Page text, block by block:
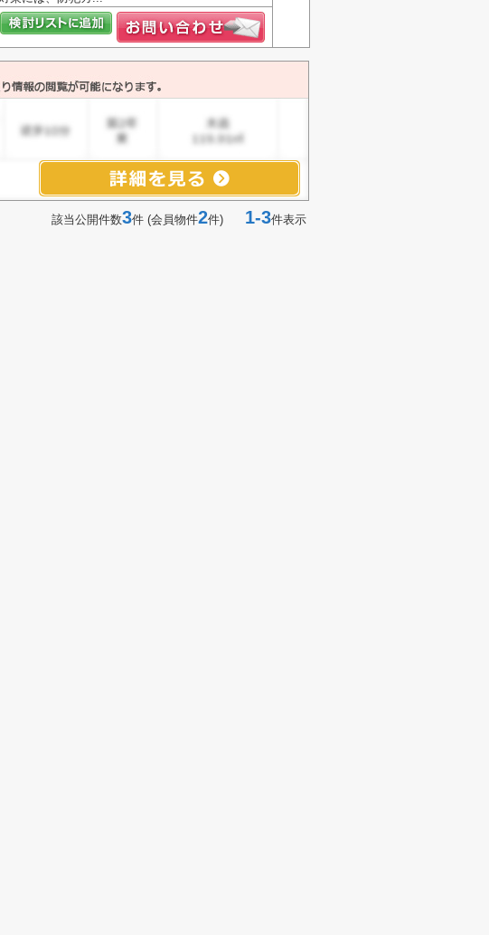
該当公開件数3件 (会員物件2件) 1-3件表示